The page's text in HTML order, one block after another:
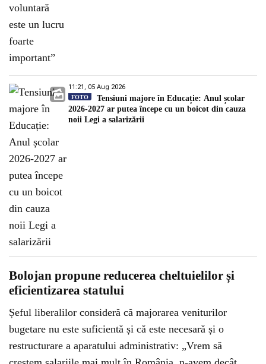
11:21, 05 Aug 2026
FOTO
Tensiuni majore în Educație: Anul școlar
2026-2027 ar putea începe cu un boicot din cauza
noii Legi a salarizării
Bolojan propune reducerea cheltuielilor și
eficientizarea statului
Șeful liberalilor consideră că majorarea veniturilor
bugetare nu este suficientă și că este necesară și o
restructurare a aparatului administrativ: „Vrem să